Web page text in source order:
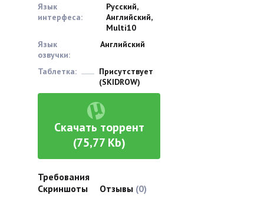
Язык
интерфеса:
Русский,
Английский,
Multi10
Язык
озвучки:
Английский
Таблетка:
Присутствует
(SKIDROW)
Скачать торрент
(75,77 Kb)
Требования
Скриншоты
Отзывы (0)